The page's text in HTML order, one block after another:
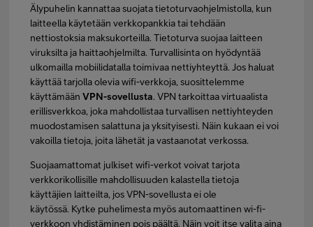
Älypuhelin kannattaa suojata tietoturvaohjelmistolla, kun
laitteella käytetään verkkopankkia tai tehdään
nettiostoksia maksukorteilla. Tietoturva suojaa laitteen
viruksilta ja haittaohjelmilta. Turvallisinta on hyödyntää
ulkomailla mobiilidatalla toimivaa nettiyhteyttä. Jos haluat
käyttää tarjolla olevia wifi-verkkoja, suosittelemme
käyttämäänVPN-sovellusta. VPN tarkoittaa virtuaalista
erillisverkkoa, joka mahdollistaa turvallisen nettiyhteyden
muodostamisen salattuna ja yksityisesti. Näin kukaan ei voi
vakoilla tietoja, joita lähetät ja vastaanotat verkossa.
Suojaamattomat julkiset wifi-verkot voivat tarjota
verkkorikollisille mahdollisuuden kalastella tietoja
käyttäjien laitteilta, jos VPN-sovellusta ei ole
käytössä. Kytke puhelimesta myös automaattinen wi-fi-
verkkoon yhdistäminen pois päältä. Näin voit itse valita aina